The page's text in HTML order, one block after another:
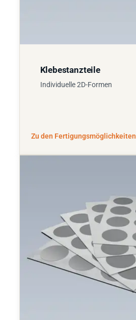
Klebestanzteile
Individuelle 2D-Formen
Zu den Fertigungsmöglichkeiten